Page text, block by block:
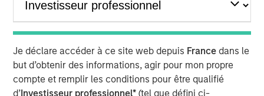
Je déclare accéder à ce site web depuis France dans le
but d’obtenir des informations, agir pour mon propre
compte et remplir les conditions pour être qualifié
d’Investisseur professionnel*(tel que défini ci-
39 para. 2 sentence 3 no. 1 German Stock Exchange Act
Börsengesetz – BörsG)
NOT FOR RELEASE, PUBLICATION OR DISTRIBUTION (IN
WHOLE OR IN PART) IN, INTO OR FROM ANY
JURISDICTION WHERE SUCH RELEASE, PUBLICATION
OR DISTRIBUTION WOULD CONSTITUTE A VIOLATION